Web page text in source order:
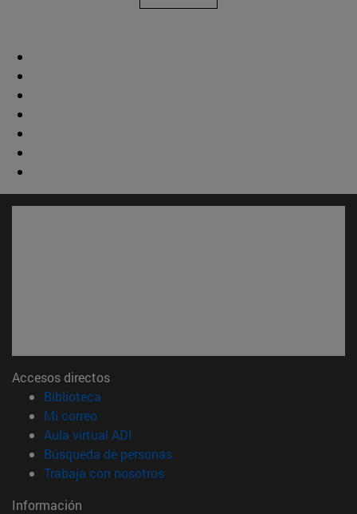
Accesos directos
Biblioteca
Mi correo(abre en nueva ventana)
Aula virtual ADI
Búsqueda de personas(abre en nueva ventana)
Trabaja con nosotros(abre en nueva ventana)
Información